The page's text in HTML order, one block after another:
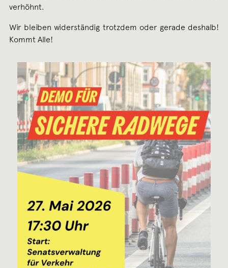
verhöhnt.
Wir bleiben widerständig trotzdem oder gerade deshalb!
Kommt Alle!